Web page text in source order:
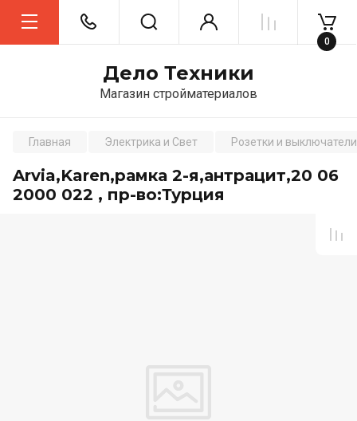
Дело Техники
Магазин стройматериалов
0
Главная Электрика и Свет Розетки и выключатели
Arvia,Karen,рамка 2-я,антрацит,20 06
2000 022 , пр-во:Турция